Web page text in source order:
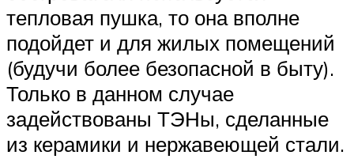
тепловая пушка, то она вполне
подойдет и для жилых помещений
(будучи более безопасной в быту).
Только в данном случае
задействованы ТЭНы, сделанные
из керамики и нержавеющей стали.